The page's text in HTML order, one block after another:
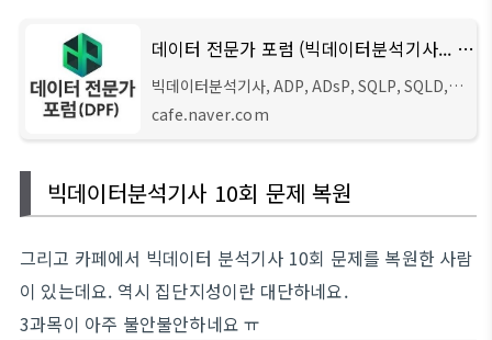
데이터 전문가 포럼 (빅데이터분석기사... : 네이버 카페
빅데이터분석기사, ADP, ADsP, SQLP, SQLD,
DAP, DAsP, BIS 자격증 취득 등 데이터 전문가 커
cafe.naver.com
빅데이터분석기사 10회 문제 복원
그리고 카페에서 빅데이터 분석기사 10회 문제를 복원한 사람
이 있는데요. 역시 집단지성이란 대단하네요.
3과목이 아주 불안불안하네요 ㅠ